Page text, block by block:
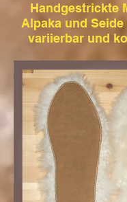
Handgestrickte
Alpaka und
variierbar und
Alpaka und Seide
stricken. Die leichten
Jahreszeit tragbar und
auch mit unseren
Bommeln